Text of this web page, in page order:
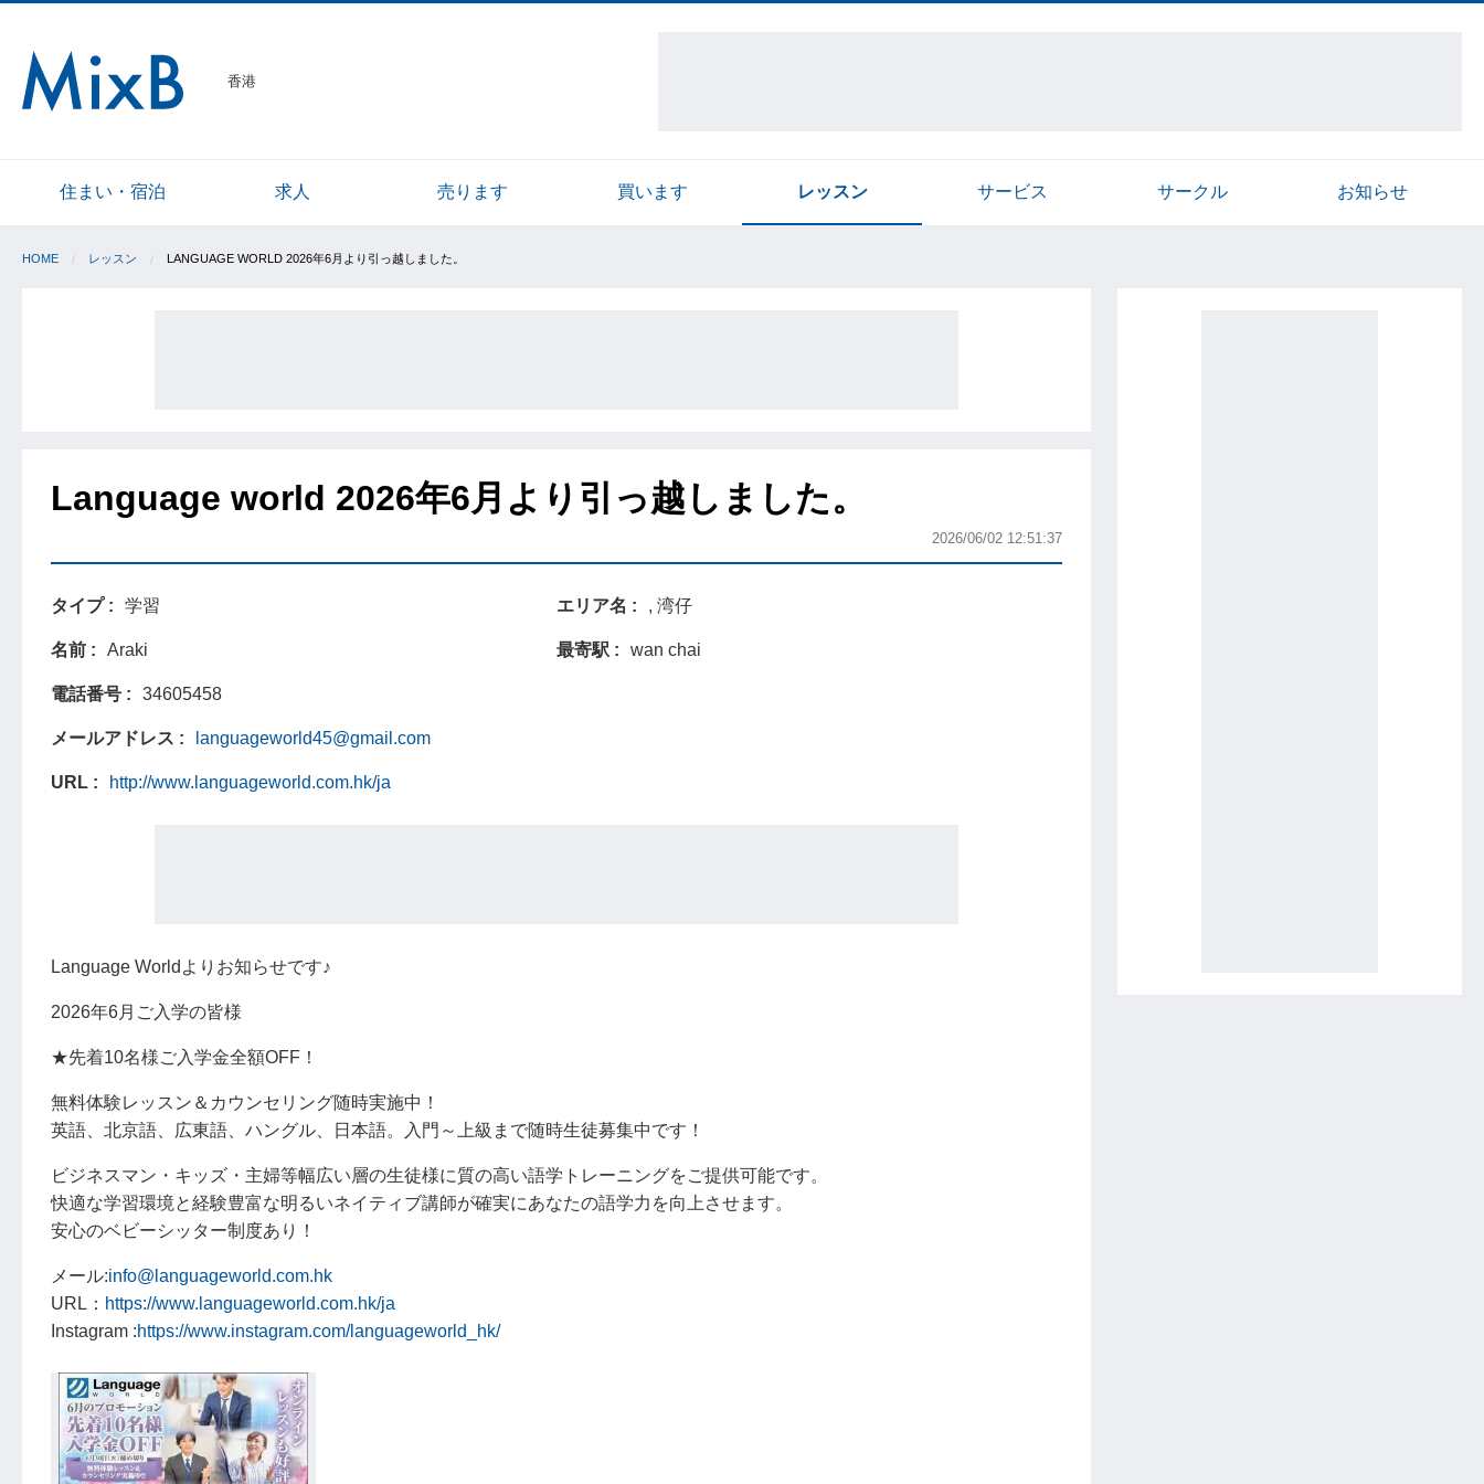
香港
住まい・宿泊 求人 売ります 買います レッスン サービス サークル お知らせ
HOME レッスン LANGUAGE WORLD 2026年6月より引っ越しました。
Language world 2026年6月より引っ越しました。
2026/06/02 12:51:37
タイプ 学習
名前 Araki
電話番号 34605458
メールアドレス languageworld45@gmail.com
URL http://www.languageworld.com.hk/ja
エリア名 , 湾仔
最寄駅 wan chai
Language Worldよりお知らせです♪
2026年6月ご入学の皆様
★先着10名様ご入学金全額OFF！
無料体験レッスン＆カウンセリング随時実施中！
英語、北京語、広東語、ハングル、日本語。入門～上級まで随時生徒募集中です！
ビジネスマン・キッズ・主婦等幅広い層の生徒様に質の高い語学トレーニングをご提供可能です。
快適な学習環境と経験豊富な明るいネイティブ講師が確実にあなたの語学力を向上させます。
安心のベビーシッター制度あり！
メール:info@languageworld.com.hk
URL： https://www.languageworld.com.hk/ja
Instagram :https://www.instagram.com/languageworld_hk/